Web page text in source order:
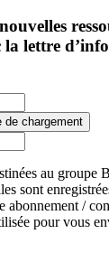
la lettre
au groupe
sont
abonnement /
pour vous